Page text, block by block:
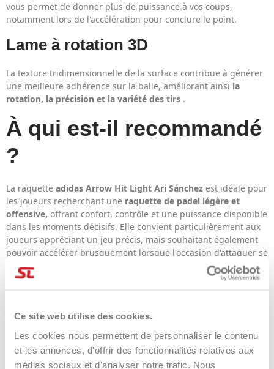
Ce site web utilise des cookies.
Les cookies nous permettent de personnaliser le contenu
et les annonces, d'offrir des fonctionnalités relatives aux
médias sociaux et d'analyser notre trafic. Nous
vous permet de donner plus de puissance à vos coups,
notamment lors de l'accélération pour conclure le point.
Lame à rotation 3D
La texture tridimensionnelle de la surface contribue à générer
une meilleure adhérence sur la balle, améliorant ainsi la
rotation, la précision et la variété des tirs .
À qui est-il recommandé
?
La raquette adidas Arrow Hit Light Ari Sánchez est idéale pour
les joueurs recherchant une raquette de padel légère et
offensive, offrant confort, contrôle et une puissance disponible
dans les moments décisifs. Elle convient particulièrement aux
joueurs appréciant un jeu précis, mais souhaitant également
pouvoir accélérer brusquement lorsque l'occasion d'attaquer se
présente.
Arrow Hit Light Ari
Sánchez